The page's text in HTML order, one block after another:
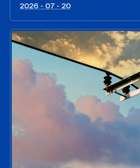
2026 - 07 - 20